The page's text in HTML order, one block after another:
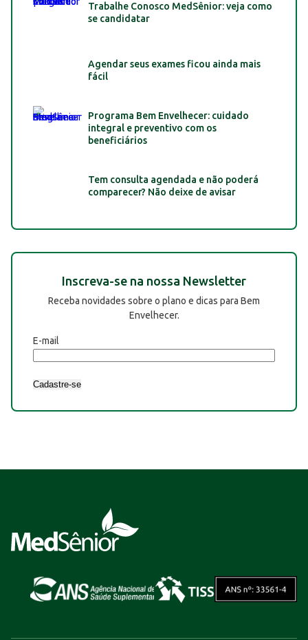
Trabalhe Conosco MedSênior: veja como
se candidatar
Agendar seus exames ficou ainda mais
fácil
Programa Bem Envelhecer: cuidado
integral e preventivo com os
beneficiários
Tem consulta agendada e não poderá
comparecer? Não deixe de avisar
Inscreva-se na nossa Newsletter
Receba novidades sobre o plano e dicas para Bem
Envelhecer.
E-mail
Cadastre-se